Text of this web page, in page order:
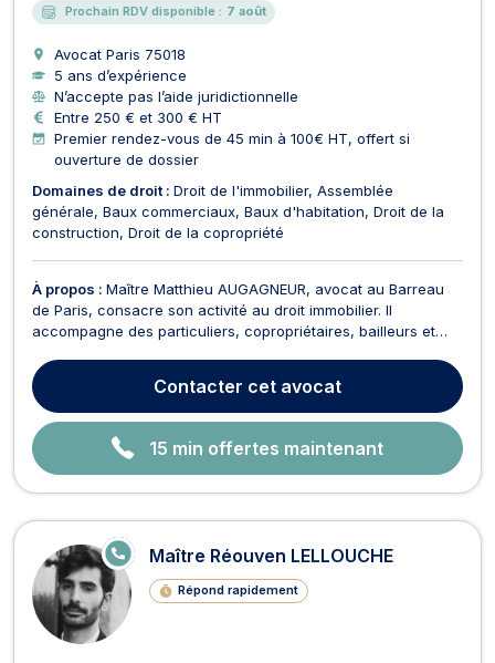
Prochain RDV disponible : 7 août
Avocat Paris 75018
5 ans d’expérience
N’accepte pas l’aide juridictionnelle
Entre 250 € et 300 € HT
Premier rendez-vous de 45 min à 100€ HT, offert si
ouverture de dossier
Domaines de droit : Droit de l'immobilier Assemblée
générale Baux commerciaux Baux d'habitation Droit de la
construction Droit de la copropriété
À propos : Maître Matthieu AUGAGNEUR, avocat au Barreau
de Paris, consacre son activité au droit immobilier. Il
accompagne des particuliers, copropriétaires, bailleurs et
marchands de biens et entreprises. Il intervient aussi bien
pour sécuriser une opération ou un contrat que lo...
Contacter cet avocat
15 min offertes maintenant
Maître Réouven LELLOUCHE
Répond rapidement
E
N
LI
E